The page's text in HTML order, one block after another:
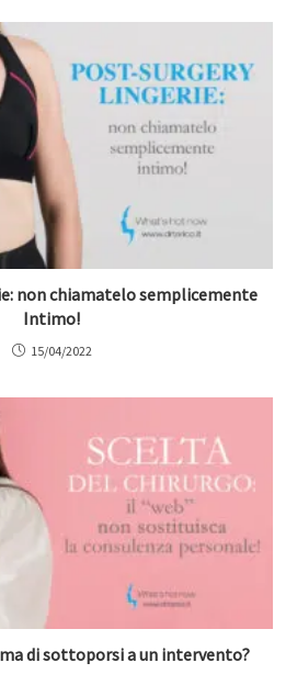
non chiamatelo semplicemente
Intimo!
15/04/2022
di sottoporsi a un intervento?